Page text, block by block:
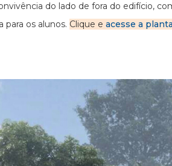
do lado de fora do edifício,
para os alunos. Clique e acesse a